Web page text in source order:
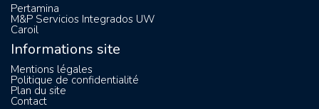
Pertamina
M&P Servicios Integrados UW
Caroil
Informations site
Mentions légales
Politique de confidentialité
Plan du site
Contact